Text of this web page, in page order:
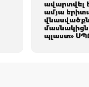
ավարտվել
ամյա
պլաստ»